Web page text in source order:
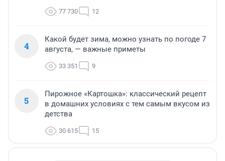
77 730 12
4
Какой будет зима, можно узнать по погоде 7
августа, — важные приметы
33 351 9
5
Пирожное «Картошка»: классический рецепт
в домашних условиях с тем самым вкусом из
детства
30 615 15